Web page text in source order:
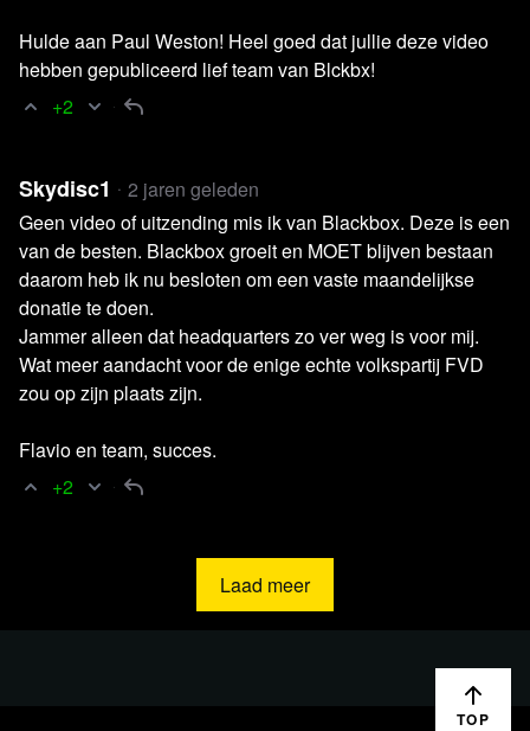
Hulde aan Paul Weston! Heel goed dat jullie deze video
hebben gepubliceerd lief team van Blckbx!
+2
Skydisc1
2 jaren geleden
Geen video of uitzending mis ik van Blackbox. Deze is een
van de besten. Blackbox groeit en MOET blijven bestaan
daarom heb ik nu besloten om een vaste maandelijkse
donatie te doen.
Jammer alleen dat headquarters zo ver weg is voor mij.
Wat meer aandacht voor de enige echte volkspartij FVD
zou op zijn plaats zijn.
Flavio en team, succes.
+2
Laad meer
TOP